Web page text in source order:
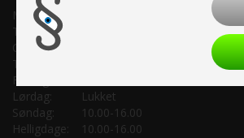
Mandag:
Tirsdag:
Onsdag:
Torsdag:
Fredag:
Lørdag:
Lukket
Søndag:
10.00-16.00
Helligdage:
10.00-16.00